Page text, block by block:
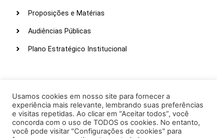
Proposições e Matérias
Audiências Públicas
Plano Estratégico Institucional
Webmail
Intranet
Administração
Usamos cookies em nosso site para fornecer a
experiência mais relevante, lembrando suas preferências
e visitas repetidas. Ao clicar em “Aceitar todos”, você
concorda com o uso de TODOS os cookies. No entanto,
você pode visitar "Configurações de cookies" para